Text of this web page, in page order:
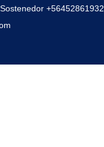
+56452861932